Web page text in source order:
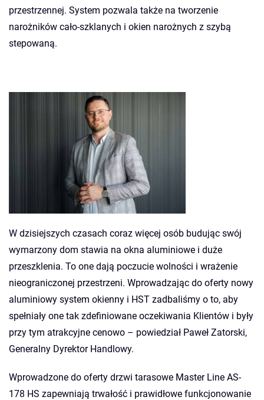
przestrzennej. System pozwala także na tworzenie
narożników cało-szklanych i okien narożnych z szybą
stepowaną.
W dzisiejszych czasach coraz więcej osób budując swój
wymarzony dom stawia na okna aluminiowe i duże
przeszklenia. To one dają poczucie wolności i wrażenie
nieograniczonej przestrzeni. Wprowadzając do oferty nowy
aluminiowy system okienny i HST zadbaliśmy o to, aby
spełniały one tak zdefiniowane oczekiwania Klientów i były
przy tym atrakcyjne cenowo – powiedział Paweł Zatorski,
Generalny Dyrektor Handlowy.
Wprowadzone do oferty drzwi tarasowe Master Line AS-
178 HS zapewniają trwałość i prawidłowe funkcjonowanie